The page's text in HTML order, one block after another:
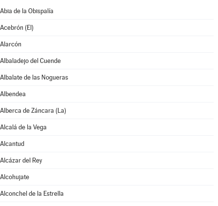
Abia de la Obispalía
Acebrón (El)
Alarcón
Albaladejo del Cuende
Albalate de las Nogueras
Albendea
Alberca de Záncara (La)
Alcalá de la Vega
Alcantud
Alcázar del Rey
Alcohujate
Alconchel de la Estrella